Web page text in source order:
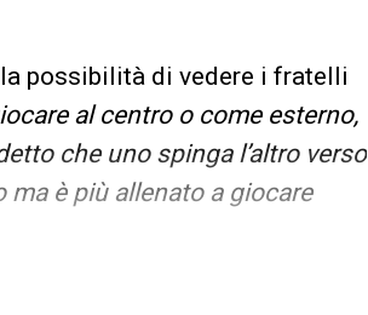
possibilità di vedere i fratelli
al centro o come esterno,
che uno spinga l’altro verso
è più allenato a giocare